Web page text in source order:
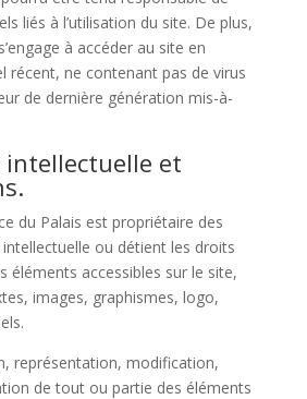
liés à l’utilisation du site. De plus,
à accéder au site en
récent, ne contenant pas de virus
de dernière génération mis-à-
intellectuelle et
du Palais est propriétaire des
ou détient les droits
éléments accessibles sur le site,
images, graphismes, logo,
représentation, modification,
de tout ou partie des éléments